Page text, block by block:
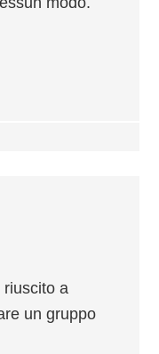
riuscito a
un gruppo